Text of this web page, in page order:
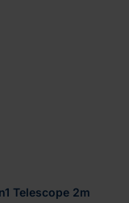
Telescope 2m